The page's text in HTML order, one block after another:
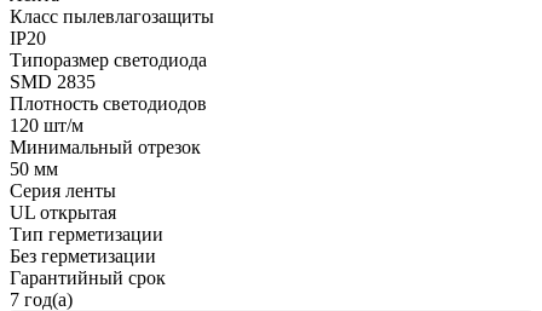
Класс пылевлагозащиты
IP20
Типоразмер светодиода
SMD 2835
Плотность светодиодов
120 шт/м
Минимальный отрезок
50 мм
Серия ленты
UL открытая
Тип герметизации
Без герметизации
Гарантийный срок
7 год(а)